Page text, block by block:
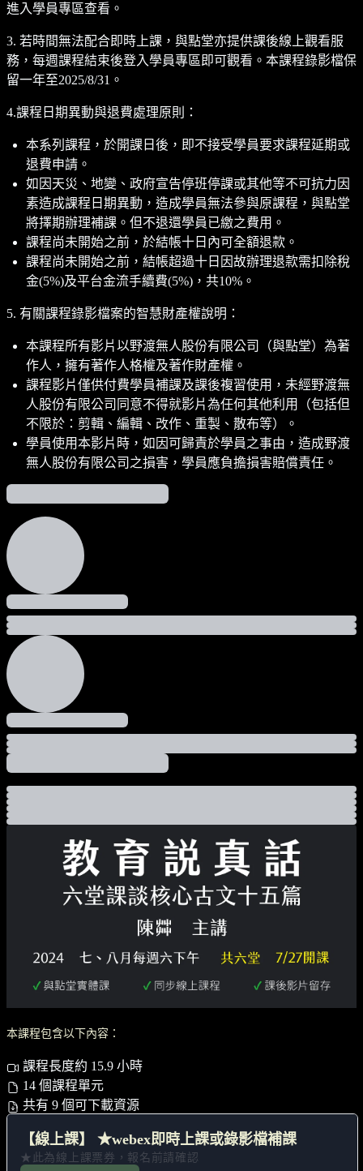
進入學員專區查看。
3. 若時間無法配合即時上課，與點堂亦提供課後線上觀看服
務，每週課程結束後登入學員專區即可觀看。本課程錄影檔保
留一年至2025/8/31。
4.課程日期異動與退費處理原則：
本系列課程，於開課日後，即不接受學員要求課程延期或
退費申請。
如因天災、地變、政府宣告停班停課或其他等不可抗力因
素造成課程日期異動，造成學員無法參與原課程，與點堂
將擇期辦理補課。但不退還學員已繳之費用。
課程尚未開始之前，於結帳十日內可全額退款。
課程尚未開始之前，結帳超過十日因故辦理退款需扣除稅
金(5%)及平台金流手續費(5%)，共10%。
5. 有關課程錄影檔案的智慧財產權說明：
本課程所有影片以野渡無人股份有限公司（與點堂）為著
作人，擁有著作人格權及著作財產權。
課程影片僅供付費學員補課及課後複習使用，未經野渡無
人股份有限公司同意不得就影片為任何其他利用（包括但
不限於：剪輯、編輯、改作、重製、散布等）。
學員使用本影片時，如因可歸責於學員之事由，造成野渡
無人股份有限公司之損害，學員應負擔損害賠償責任。
本課程包含以下內容：
課程長度約 15.9 小時
14 個課程單元
共有 9 個可下載資源
【線上課】 ★webex即時上課或錄影檔補課
★此為線上課票券，報名前請確認